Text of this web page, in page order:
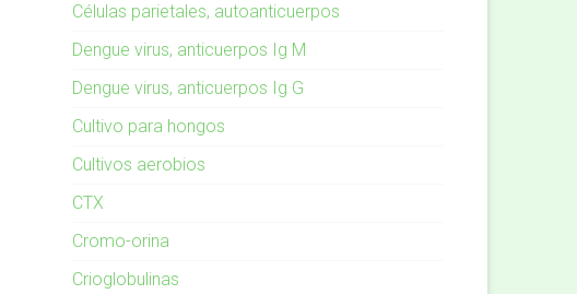
Células parietales, autoanticuerpos
Dengue virus, anticuerpos Ig M
Dengue virus, anticuerpos Ig G
Cultivo para hongos
Cultivos aerobios
CTX
Cromo-orina
Crioglobulinas